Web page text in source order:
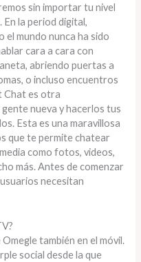
sin importar tu nivel
la period digital,
mundo nunca ha sido
cara a cara con
abriendo puertas a
o incluso encuentros
Chat es otra
nueva y hacerlos tus
Esta es una maravillosa
que te permite chatear
como fotos, videos,
más. Antes de comenzar
necesitan
también en el móvil.
social desde la que